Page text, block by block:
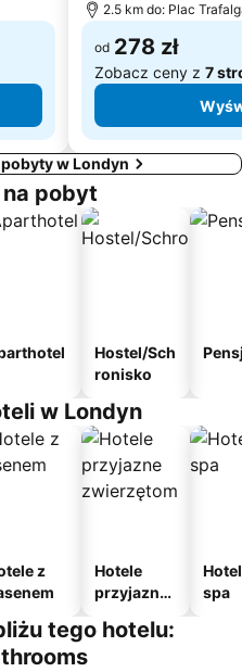
Port lotniczy Londyn-City
Muzeum Brytyjskie
Greenwich Park
2.5 km do: Plac
od 278 zł
Zobacz ceny z 7
w Londyn
pobyt
Hostel/Sch
ronisko
w Londyn
z
Hotele
przyjazne
m
spa
tego hotelu: